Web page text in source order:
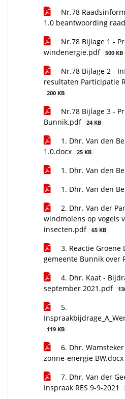
Nr.78
1.0 beantwoording
Nr.78 Bijlage 1 -
windenergie.pdf
500 KB
Nr.78 Bijlage 2 -
resultaten Participatie
200 KB
Nr.78 Bijlage 3 -
Bunnik.pdf
24 KB
1. Dhr. Van den
1.0.docx
25 KB
1. Dhr. Van den
1. Dhr. Van den
2. Dhr. Van der
windmolens op vogels
insecten.pdf
65 KB
3. Reactie
gemeente Bunnik over
4. Dhr. Kaat -
september 2021.pdf
5.
119 KB
6. Dhr.
zonne-energie BW.docx
7. Dhr. Van der
Inspraak RES 9-9-2021